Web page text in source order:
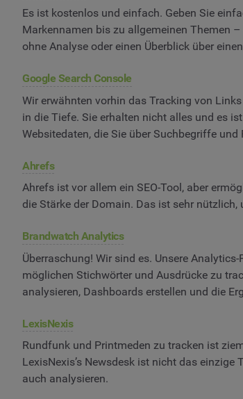
Es ist kostenlos und einfach. Geben Sie
Markennamen bis zu allgemeinen Themen
ohne Analyse oder einen Überblick über
Google Search Console
Wir erwähnten vorhin das Tracking von
in die Tiefe. Sie erhalten nicht alles und es
Websitedaten, die Sie über Suchbegriffe und
Ahrefs
Ahrefs ist vor allem ein SEO-Tool, aber
die Stärke der Domain. Das ist sehr
Brandwatch Analytics
Überraschung! Wir sind es. Unsere
möglichen Stichwörter und Ausdrücke zu
analysieren, Dashboards erstellen und die
LexisNexis
Rundfunk und Printmeden zu tracken ist
LexisNexis’s Newsdesk ist nicht das
auch analysieren.